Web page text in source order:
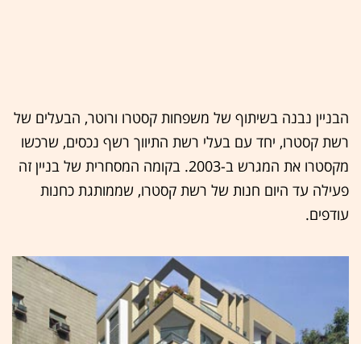
הבניין נבנה בשיתוף של משפחות קסטרו ורוטר, הבעלים של
רשת קסטרו, יחד עם בעלי רשת התיווך רשף נכסים, שרכשו
מקסטרו את המגרש ב-2003. בקומה המסחרית של בניין זה
פעילה עד היום חנות של רשת קסטרו, שממותגת כחנות
עודפים.